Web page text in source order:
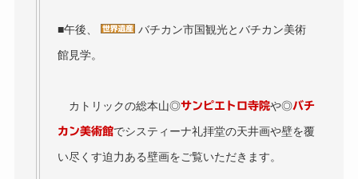
■午後、
バチカン市国観光とバチカン美術
館見学。
カトリックの総本山◎サンピエトロ寺院や◎バチ
カン美術館でシスティーナ礼拝堂の天井画や壁を覆
い尽くす迫力ある壁画をご覧いただきます。